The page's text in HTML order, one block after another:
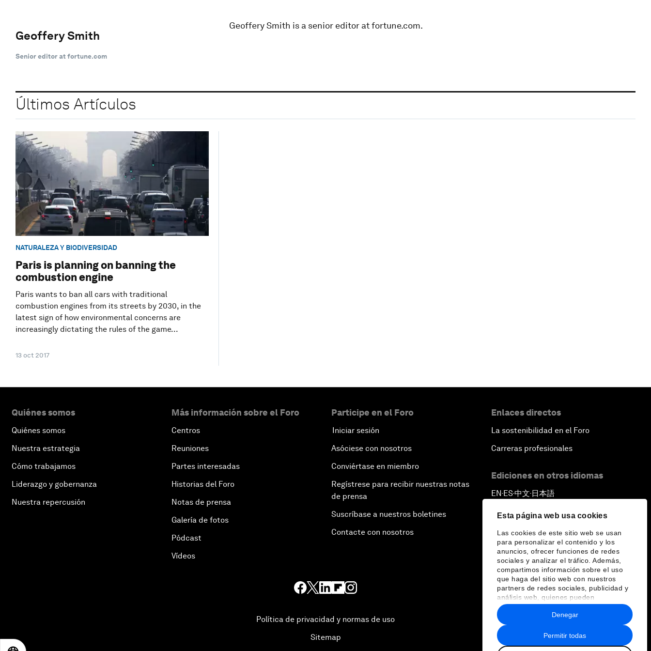
Esta página web usa cookies
Las cookies de este sitio web se usan
para personalizar el contenido y los
anuncios, ofrecer funciones de redes
sociales y analizar el tráfico. Además,
compartimos información sobre el uso
que haga del sitio web con nuestros
partners de redes sociales, publicidad y
análisis web, quienes pueden
combinarla con otra información que les
haya proporcionado o que hayan
recopilado a partir del uso que haya
hecho de sus servicios.
Permitir todas
Denegar
Geoffery Smith
Senior editor at fortune.com
Geoffery Smith is a senior editor at fortune.com.
Últimos Artículos
NATURALEZA Y BIODIVERSIDAD
Paris is planning on banning the
combustion engine
Paris wants to ban all cars with traditional
combustion engines from its streets by 2030, in the
latest sign of how environmental concerns are
increasingly dictating the rules of the game...
13 oct 2017
Quiénes somos
Quiénes somos
Nuestra estrategia
Cómo trabajamos
Liderazgo y gobernanza
Nuestra repercusión
Más información sobre el Foro
Centros
Reuniones
Partes interesadas
Historias del Foro
Notas de prensa
Galería de fotos
Pódcast
Vídeos
Participe en el Foro
Iniciar sesión
Asóciese con nosotros
Conviértase en miembro
Regístrese para recibir nuestras notas
de prensa
Suscríbase a nuestros boletines
Contacte con nosotros
Enlaces directos
La sostenibilidad en el Foro
Carreras profesionales
Ediciones en otros idiomas
EN ▪ ES▪中文▪ 日本語
Política de privacidad y normas de uso
Sitemap